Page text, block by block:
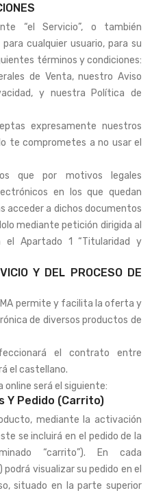
“el Servicio”, o también
para cualquier usuario, para su
términos y condiciones:
de Venta, nuestro Aviso
y nuestra Política de
expresamente nuestros
te comprometes a no usar el
que por motivos legales
en los que quedan
acceder a dichos documentos
mediante petición dirigida al
el Apartado 1 “Titularidad y
Y DEL PROCESO DE
permite y facilita la oferta y
de diversos productos de
el contrato entre
el castellano.
online será el siguiente:
Y Pedido (carrito)
mediante la activación
se incluirá en el pedido de la
“carrito”). En cada
visualizar su pedido en el
situado en la parte superior